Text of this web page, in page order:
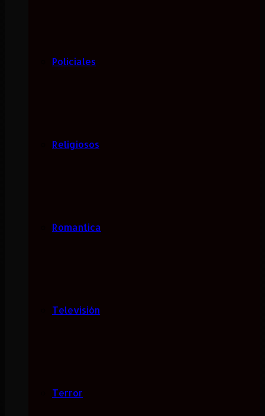
Policiales
Religiosos
Romantica
Televisión
Terror